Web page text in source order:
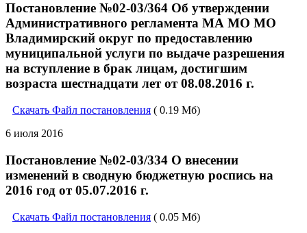
Постановление №02-03/364 Об утверждении
Административного регламента МА МО МО
Владимирский округ по предоставлению
муниципальной услуги по выдаче разрешения
на вступление в брак лицам, достигшим
возраста шестнадцати лет от 08.08.2016 г.
Скачать Файл постановления ( 0.19 Мб)
6 июля 2016
Постановление №02-03/334 О внесении
изменений в сводную бюджетную роспись на
2016 год от 05.07.2016 г.
Скачать Файл постановления ( 0.05 Мб)